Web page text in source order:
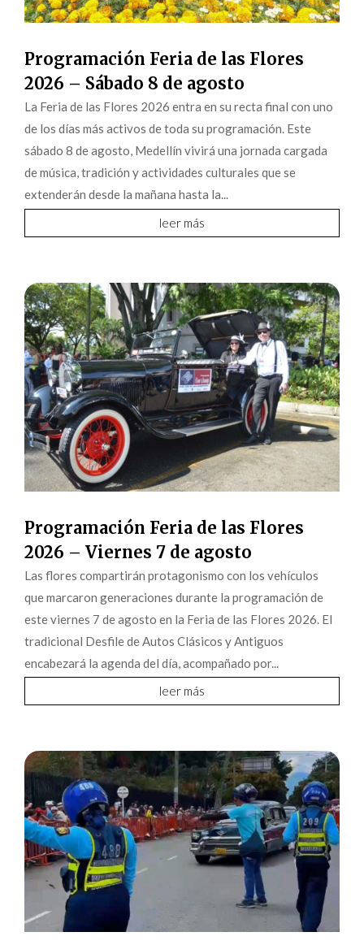
Programación Feria de las Flores
2026 – Sábado 8 de agosto
La Feria de las Flores 2026 entra en su recta final con uno
de los días más activos de toda su programación. Este
sábado 8 de agosto, Medellín vivirá una jornada cargada
de música, tradición y actividades culturales que se
extenderán desde la mañana hasta la...
leer más
Programación Feria de las Flores
2026 – Viernes 7 de agosto
Las flores compartirán protagonismo con los vehículos
que marcaron generaciones durante la programación de
este viernes 7 de agosto en la Feria de las Flores 2026. El
tradicional Desfile de Autos Clásicos y Antiguos
encabezará la agenda del día, acompañado por...
leer más